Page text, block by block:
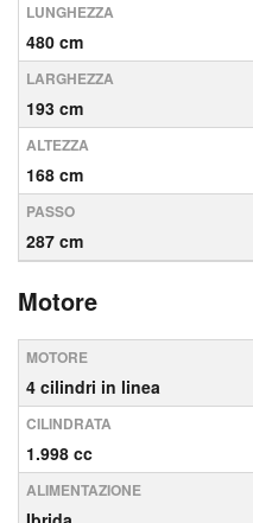
LUNGHEZZA
480 cm
LARGHEZZA
193 cm
ALTEZZA
168 cm
PASSO
287 cm
Motore
MOTORE
4 cilindri in linea
CILINDRATA
1.998 cc
ALIMENTAZIONE